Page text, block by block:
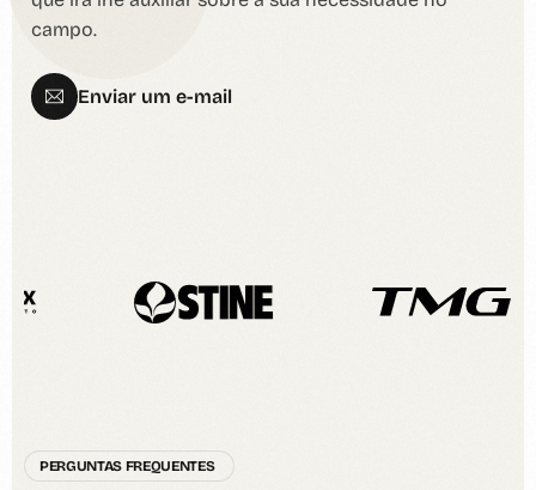
campo.
Enviar um e-mail
PERGUNTAS FREQUENTES